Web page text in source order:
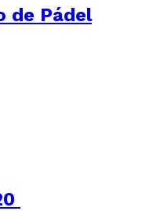
de Pádel